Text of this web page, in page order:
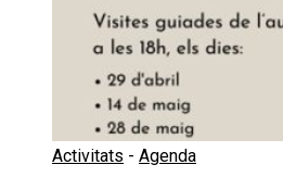
Activitats - Agenda